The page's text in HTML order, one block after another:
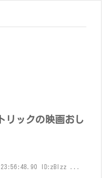
リックの映画おし
23:56:48.90 ID:zBIzz ...